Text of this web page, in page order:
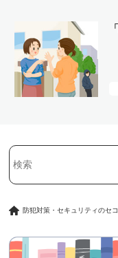
検索キーワード入力
防犯対策・セキュリティのセ